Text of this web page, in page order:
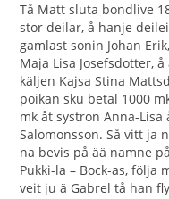
Tå Matt sluta bondlive
stor deilar, å hanje
gamlast sonin Johan
Maja Lisa Josefsdotter,
käljen Kajsa Stina
poikan sku betal 1000
mk åt systron Anna-
Salomonsson. Så vitt ja
na bevis på ää namne
Pukki-la – Bock-as, följa
veit ju ä Gabrel tå han